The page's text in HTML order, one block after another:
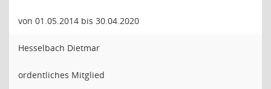
von 01.05.2014 bis 30.04.2020
Hesselbach Dietmar
ordentliches Mitglied